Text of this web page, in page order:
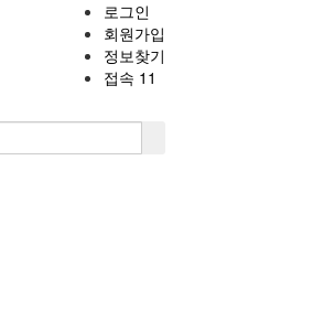
로그인
회원가입
정보찾기
접속 11